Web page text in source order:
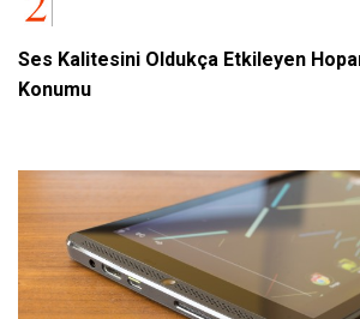
Ses Kalitesini Oldukça Etkileyen
Konumu